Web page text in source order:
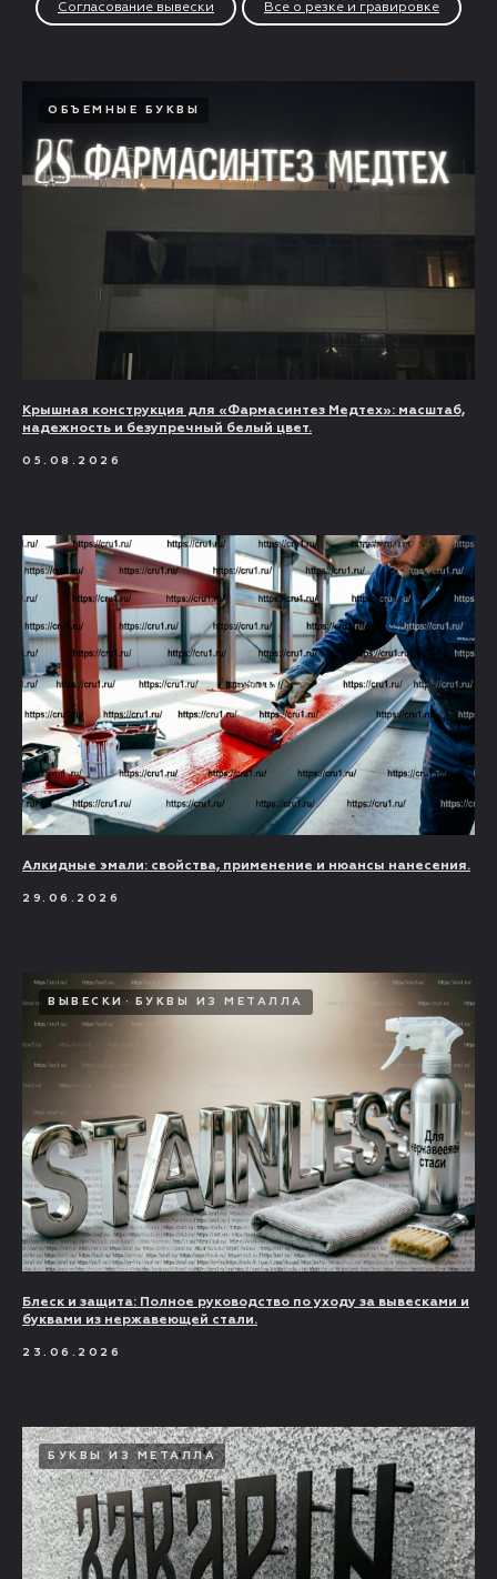
Согласование вывески Все о резке и гравировке
ОБЪЕМНЫЕ БУКВЫ
Крышная конструкция для «Фармасинтез Медтех»: масштаб,
надежность и безупречный белый цвет.
05.08.2026
Алкидные эмали: свойства, применение и нюансы нанесения.
29.06.2026
ВЫВЕСКИ БУКВЫ ИЗ МЕТАЛЛА
Блеск и защита: Полное руководство по уходу за вывесками и
буквами из нержавеющей стали.
23.06.2026
БУКВЫ ИЗ МЕТАЛЛА